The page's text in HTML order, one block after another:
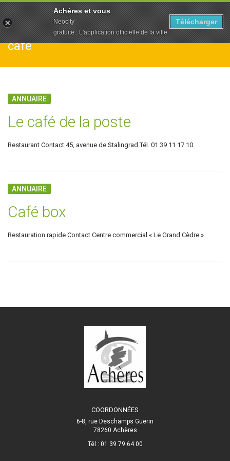
café
ANNUAIRE
Le café de la poste
Restaurant Contact 45, avenue de Stalingrad Tél. 01 39 11 17 10
ANNUAIRE
Café box
Restauration rapide Contact Centre commercial « Le Grand Cèdre »
COORDONNÉES
6-8, rue Deschamps Guerin
78260 Achères
Tél : 01 39 79 64 00
Achères et vous
Neocity
gratuite : L'application officielle de la ville
Télécharger